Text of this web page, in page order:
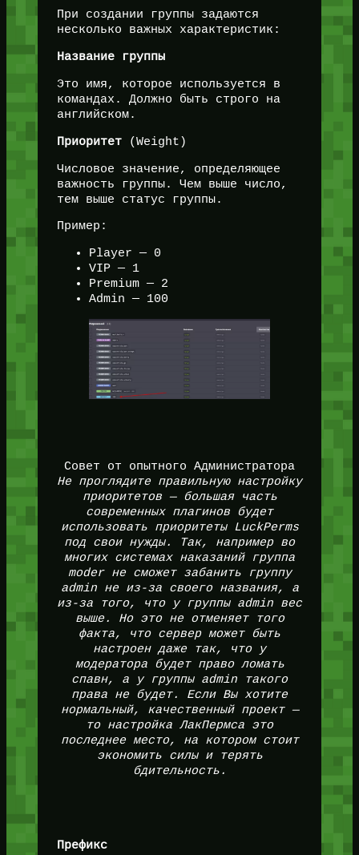
При создании группы задаются
несколько важных характеристик:
Название группы
Это имя, которое используется в
командах. Должно быть строго на
английском.
Приоритет(Weight)
Числовое значение, определяющее
важность группы. Чем выше число,
тем выше статус группы.
Пример:
Player — 0
VIP — 1
Premium — 2
Admin — 100
Совет от опытного Администратора
Не проглядите правильную настройку
приоритетов — большая часть
современных плагинов будет
использовать приоритеты LuckPerms
под свои нужды. Так, например во
многих системах наказаний группа
moder не сможет забанить группу
admin не из-за своего названия, а
из-за того, что у группы admin вес
выше. Но это не отменяет того
факта, что сервер может быть
настроен даже так, что у
модератора будет право ломать
спавн, а у группы admin такого
права не будет. Если Вы хотите
нормальный, качественный проект —
то настройка ЛакПермса это
последнее место, на котором стоит
экономить силы и терять
бдительность.
Префикс